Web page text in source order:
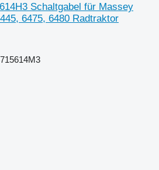
Schaltgabel für Massey
6475, 6480 Radtraktor